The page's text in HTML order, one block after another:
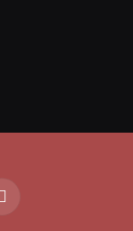
Pinterest